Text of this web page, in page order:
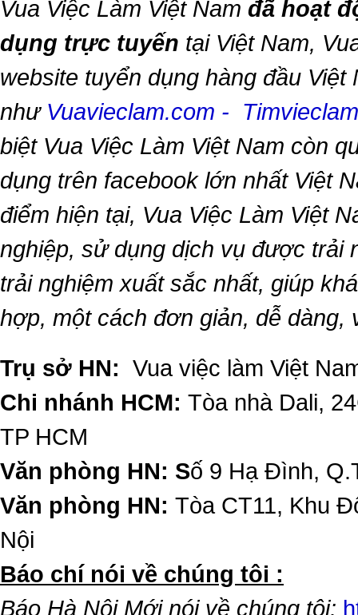
Vua Việc Làm Việt Nam đã hoạt
dụng trực tuyến tại Việt Nam,
website tuyển dụng hàng đầu Việt
như Vuavieclam.com -
biệt Vua Việc Làm Việt Nam còn
dụng trên facebook lớn nhất Việt
điểm hiện tại, Vua Việc Làm Việt
nghiệp, sử dụng dịch vụ được trải
trải nghiệm xuất sắc nhất, giúp
hợp, một cách đơn giản, dễ dàng,
Trụ sở HN: Vua việc làm Việt
Chi nhánh HCM: Tòa nhà Dali,
TP HCM
Văn phòng HN: Số 9 Hạ Đình,
Văn phòng HN: Tòa CT11, Khu
Nội
​Báo chí nói về chúng tôi :
Báo Hà Nội Mới nói về chúng tôi: